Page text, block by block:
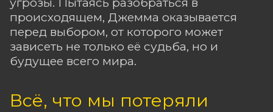
происходящем, Джемма оказывается
перед выбором, от которого может
зависеть не только её судьба, но и
будущее всего мира.
Всё, что мы потеряли